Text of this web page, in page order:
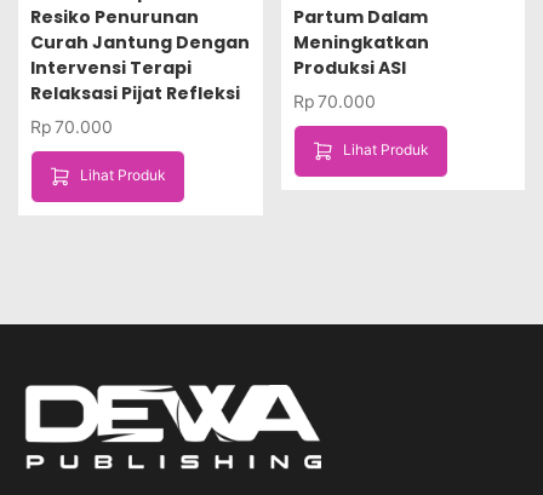
Resiko Penurunan
Curah Jantung Dengan
Intervensi Terapi
Relaksasi Pijat Refleksi
Rp70.000
Lihat Produk
Partum Dalam
Meningkatkan
Produksi ASI
Rp70.000
Lihat Produk